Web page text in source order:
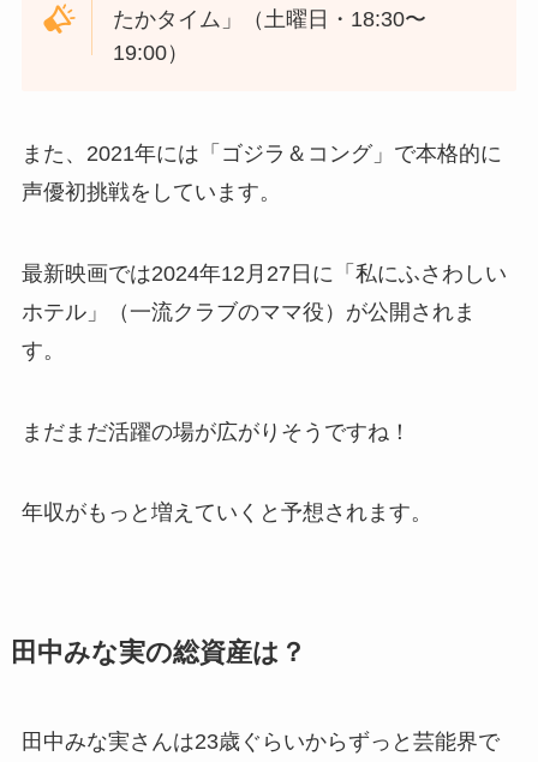
たかタイム」（土曜日・18:30〜
19:00）
また、2021年には「ゴジラ＆コング」で本格的に
声優初挑戦をしています。
最新映画では2024年12月27日に「私にふさわしい
ホテル」（一流クラブのママ役）が公開されま
す。
まだまだ活躍の場が広がりそうですね！
年収がもっと増えていくと予想されます。
田中みな実の総資産は？
田中みな実さんは23歳ぐらいからずっと芸能界で